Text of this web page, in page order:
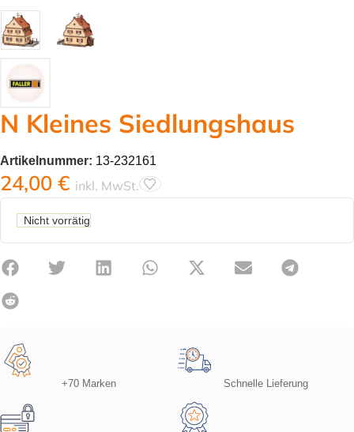
N Kleines Siedlungshaus
Artikelnummer: 13-232161
24,00 € inkl. MwSt.
Nicht vorrätig
+70 Marken Schnelle Lieferung